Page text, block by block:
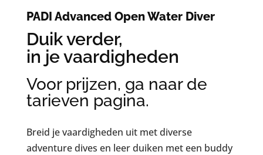
PADI Advanced Open Water Diver
Duik verder,
in je vaardigheden
Voor prijzen, ga naar de
tarieven pagina.
Breid je vaardigheden uit met diverse
adventure dives en leer duiken met een buddy